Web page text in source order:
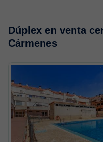
Dúplex en venta
Cármenes